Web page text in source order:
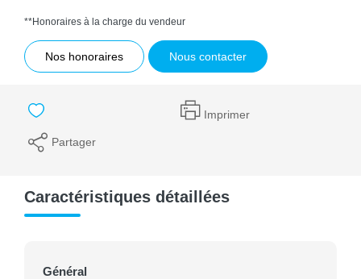
**Honoraires à la charge du vendeur
Nos honoraires Nous contacter
Imprimer
Partager
Caractéristiques détaillées
Général